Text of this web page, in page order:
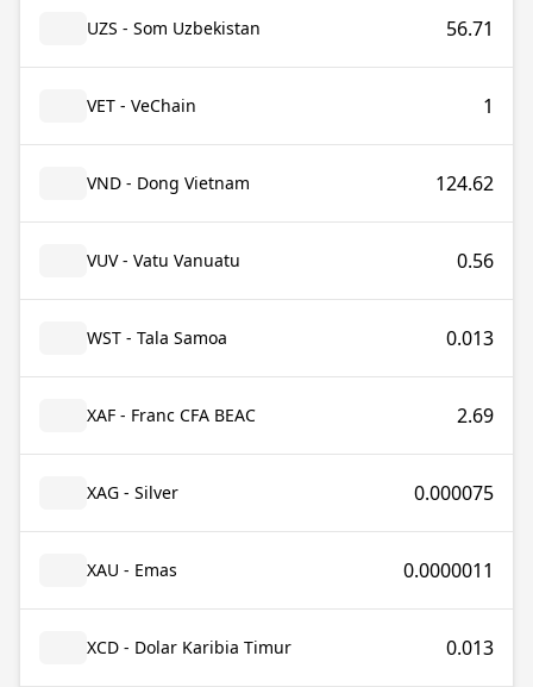
UZS - Som Uzbekistan 56.71
VET - VeChain 1
VND - Dong Vietnam 124.62
VUV - Vatu Vanuatu 0.56
WST - Tala Samoa 0.013
XAF - Franc CFA BEAC 2.69
XAG - Silver 0.000075
XAU - Emas 0.0000011
XCD - Dolar Karibia Timur 0.013